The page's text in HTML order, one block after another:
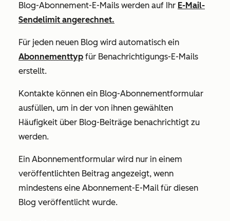
Blog-Abonnement-E-Mails werden auf Ihr E-Mail-
Sendelimit angerechnet.
Für jeden neuen Blog wird automatisch ein
Abonnementtyp für Benachrichtigungs-E-Mails
erstellt.
Kontakte können ein Blog-Abonnementformular
ausfüllen, um in der von ihnen gewählten
Häufigkeit über Blog-Beiträge benachrichtigt zu
werden.
Ein Abonnementformular wird nur in einem
veröffentlichten Beitrag angezeigt, wenn
mindestens eine Abonnement-E-Mail für diesen
Blog veröffentlicht wurde.